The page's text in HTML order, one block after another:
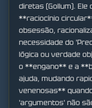
diretas (Gollum).
**raciocínio
obsessão,
necessidade do
lógica ou verdade
o **engano** e a
ajuda, mudando
venenosas**
'argumentos' não